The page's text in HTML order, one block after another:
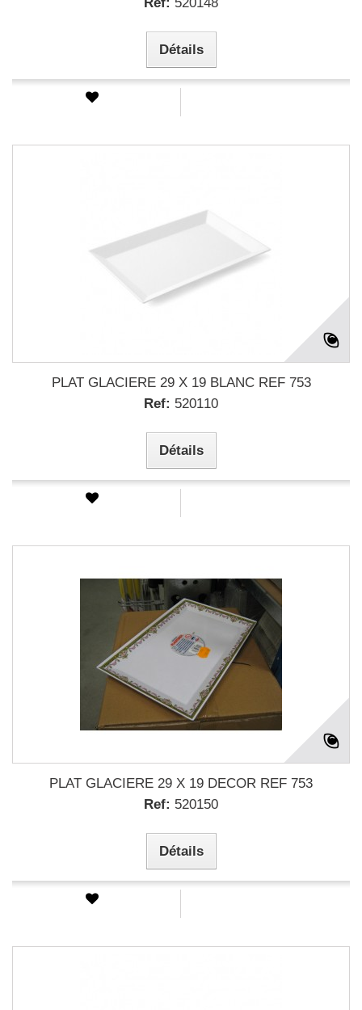
Détails
PLAT GLACIERE 29 X 19 BLANC REF 753
Ref: 520110
Détails
PLAT GLACIERE 29 X 19 DECOR REF 753
Ref: 520150
Détails